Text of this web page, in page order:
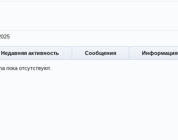
Недавняя активность Сообщения Информация
пока отсутствуют.